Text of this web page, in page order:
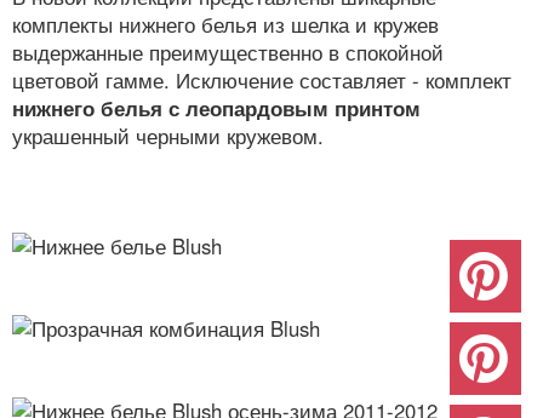
комплекты нижнего белья из шелка и кружев
выдержанные преимущественно в спокойной
цветовой гамме. Исключение составляет - комплект
нижнего белья с леопардовым принтом
украшенный черными кружевом.